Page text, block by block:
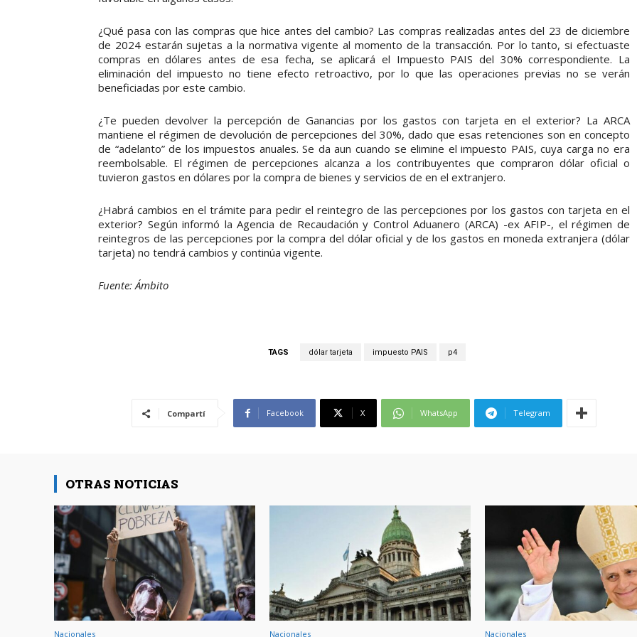
¿Qué pasa con las compras que hice antes del cambio? Las compras realizadas antes del 23 de diciembre
de 2024 estarán sujetas a la normativa vigente al momento de la transacción. Por lo tanto, si efectuaste
compras en dólares antes de esa fecha, se aplicará el Impuesto PAIS del 30% correspondiente. La
eliminación del impuesto no tiene efecto retroactivo, por lo que las operaciones previas no se verán
beneficiadas por este cambio.
¿Te pueden devolver la percepción de Ganancias por los gastos con tarjeta en el exterior? La ARCA
mantiene el régimen de devolución de percepciones del 30%, dado que esas retenciones son en concepto
de “adelanto” de los impuestos anuales. Se da aun cuando se elimine el impuesto PAIS, cuya carga no era
reembolsable. El régimen de percepciones alcanza a los contribuyentes que compraron dólar oficial o
tuvieron gastos en dólares por la compra de bienes y servicios de en el extranjero.
¿Habrá cambios en el trámite para pedir el reintegro de las percepciones por los gastos con tarjeta en el
exterior? Según informó la Agencia de Recaudación y Control Aduanero (ARCA) -ex AFIP-, el régimen de
reintegros de las percepciones por la compra del dólar oficial y de los gastos en moneda extranjera (dólar
tarjeta) no tendrá cambios y continúa vigente.
Fuente: Ámbito
TAGS dólar tarjeta impuesto PAIS p4
Compartí Facebook X WhatsApp Telegram
OTRAS NOTICIAS
Nacionales Nacionales Nacionales